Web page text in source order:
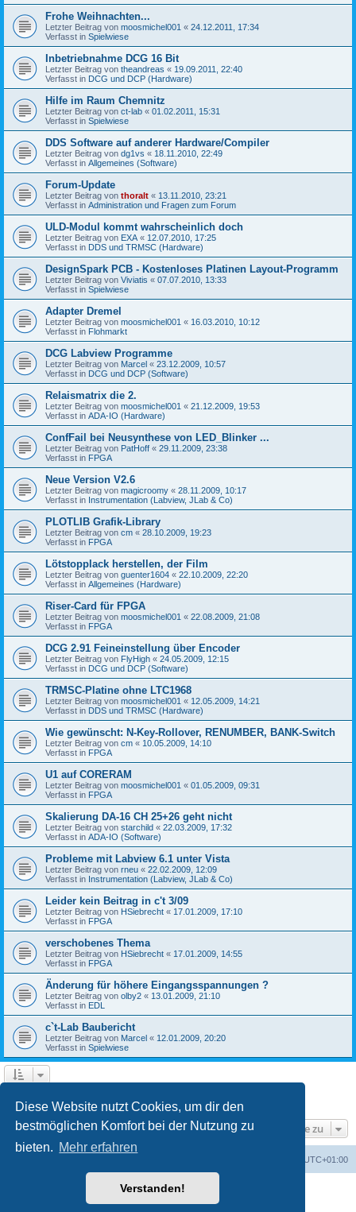
Diese Website nutzt Cookies, um dir den
bestmöglichen Komfort bei der Nutzung zu
bieten. Mehr erfahren
Verstanden!
Frohe Weihnachten...
Letzter Beitrag von moosmichel001 « 24.12.2011, 17:34
Verfasst in Spielwiese
Inbetriebnahme DCG 16 Bit
Letzter Beitrag von theandreas « 19.09.2011, 22:40
Verfasst in DCG und DCP (Hardware)
Hilfe im Raum Chemnitz
Letzter Beitrag von ct-lab « 01.02.2011, 15:31
Verfasst in Spielwiese
DDS Software auf anderer Hardware/Compiler
Letzter Beitrag von dg1vs « 18.11.2010, 22:49
Verfasst in Allgemeines (Software)
Forum-Update
Letzter Beitrag von thoralt « 13.11.2010, 23:21
Verfasst in Administration und Fragen zum Forum
ULD-Modul kommt wahrscheinlich doch
Letzter Beitrag von EXA « 12.07.2010, 17:25
Verfasst in DDS und TRMSC (Hardware)
DesignSpark PCB - Kostenloses Platinen Layout-Programm
Letzter Beitrag von Viviatis « 07.07.2010, 13:33
Verfasst in Spielwiese
Adapter Dremel
Letzter Beitrag von moosmichel001 « 16.03.2010, 10:12
Verfasst in Flohmarkt
DCG Labview Programme
Letzter Beitrag von Marcel « 23.12.2009, 10:57
Verfasst in DCG und DCP (Software)
Relaismatrix die 2.
Letzter Beitrag von moosmichel001 « 21.12.2009, 19:53
Verfasst in ADA-IO (Hardware)
ConfFail bei Neusynthese von LED_Blinker ...
Letzter Beitrag von PatHoff « 29.11.2009, 23:38
Verfasst in FPGA
Neue Version V2.6
Letzter Beitrag von magicroomy « 28.11.2009, 10:17
Verfasst in Instrumentation (Labview, JLab & Co)
PLOTLIB Grafik-Library
Letzter Beitrag von cm « 28.10.2009, 19:23
Verfasst in FPGA
Lötstopplack herstellen, der Film
Letzter Beitrag von guenter1604 « 22.10.2009, 22:20
Verfasst in Allgemeines (Hardware)
Riser-Card für FPGA
Letzter Beitrag von moosmichel001 « 22.08.2009, 21:08
Verfasst in FPGA
DCG 2.91 Feineinstellung über Encoder
Letzter Beitrag von FlyHigh « 24.05.2009, 12:15
Verfasst in DCG und DCP (Software)
TRMSC-Platine ohne LTC1968
Letzter Beitrag von moosmichel001 « 12.05.2009, 14:21
Verfasst in DDS und TRMSC (Hardware)
Wie gewünscht: N-Key-Rollover, RENUMBER, BANK-Switch
Letzter Beitrag von cm « 10.05.2009, 14:10
Verfasst in FPGA
U1 auf CORERAM
Letzter Beitrag von moosmichel001 « 01.05.2009, 09:31
Verfasst in FPGA
Skalierung DA-16 CH 25+26 geht nicht
Letzter Beitrag von starchild « 22.03.2009, 17:32
Verfasst in ADA-IO (Software)
Probleme mit Labview 6.1 unter Vista
Letzter Beitrag von rneu « 22.02.2009, 12:09
Verfasst in Instrumentation (Labview, JLab & Co)
Leider kein Beitrag in c't 3/09
Letzter Beitrag von HSiebrecht « 17.01.2009, 17:10
Verfasst in FPGA
verschobenes Thema
Letzter Beitrag von HSiebrecht « 17.01.2009, 14:55
Verfasst in FPGA
Änderung für höhere Eingangsspannungen ?
Letzter Beitrag von olby2 « 13.01.2009, 21:10
Verfasst in EDL
c`t-Lab Baubericht
Letzter Beitrag von Marcel « 12.01.2009, 20:20
Verfasst in Spielwiese
Gehe zu
UTC+01:00
Powered byphpBB® Forum Software © phpBB Limited
phpBB.de